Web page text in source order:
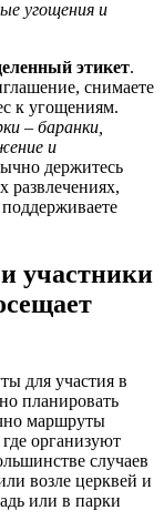
угощения и
этикет.
снимаете
к угощениям.
– баранки,
и
держитесь
развлечениях,
участники
для участия в
планировать
маршруты
организуют
случаев
возле церквей и
или в парки